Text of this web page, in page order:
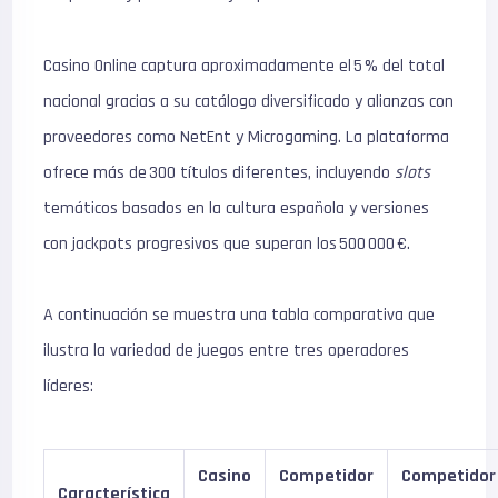
Casino Online captura aproximadamente el 5 % del total
nacional gracias a su catálogo diversificado y alianzas con
proveedores como NetEnt y Microgaming. La plataforma
ofrece más de 300 títulos diferentes, incluyendo slots
temáticos basados en la cultura española y versiones
con jackpots progresivos que superan los 500 000 €.
A continuación se muestra una tabla comparativa que
ilustra la variedad de juegos entre tres operadores
líderes:
Casino Competidor Competidor